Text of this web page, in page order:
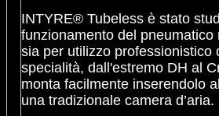
INTYRE® Tubeless è stato
funzionamento del
sia per utilizzo professionistico
specialità, dall'estremo DH al
monta facilmente inserendolo
una tradizionale camera d’aria.